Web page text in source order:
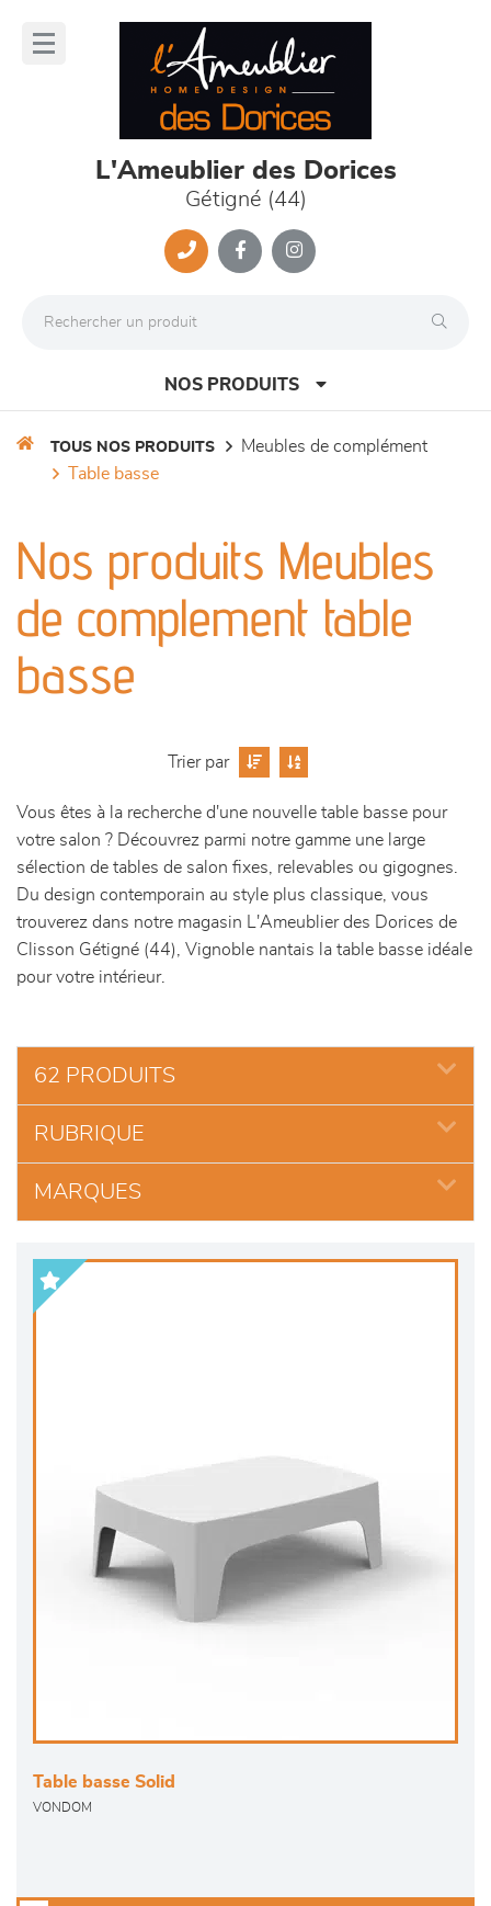
L'Ameublier des Dorices
Gétigné (44)
NOS PRODUITS
séjours
meubles de complément
chambres et dressing
outdoor
décoration
TOUS NOS PRODUITS
meubles de complément
table basse
Nos produits Meubles
de complement table
basse
Trier par
Vous êtes à la recherche d'une nouvelle table basse pour
votre salon ? Découvrez parmi notre gamme une large
sélection de tables de salon fixes, relevables ou gigognes.
Du design contemporain au style plus classique, vous
trouverez dans notre magasin L'Ameublier des Dorices de
Clisson Gétigné (44), Vignoble nantais la table basse idéale
pour votre intérieur.
62 PRODUITS
RUBRIQUE
MARQUES
Table basse Solid
VONDOM